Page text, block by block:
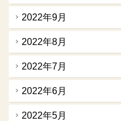
2022年9月
2022年8月
2022年7月
2022年6月
2022年5月